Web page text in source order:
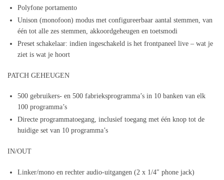
Polyfone portamento
Unison (monofoon) modus met configureerbaar aantal stemmen, van
één tot alle zes stemmen, akkoordgeheugen en toetsmodi
Preset schakelaar: indien ingeschakeld is het frontpaneel live – wat je
ziet is wat je hoort
PATCH GEHEUGEN
500 gebruikers- en 500 fabrieksprogramma’s in 10 banken van elk
100 programma’s
Directe programmatoegang, inclusief toegang met één knop tot de
huidige set van 10 programma’s
IN/OUT
Linker/mono en rechter audio-uitgangen (2 x 1/4″ phone jack)